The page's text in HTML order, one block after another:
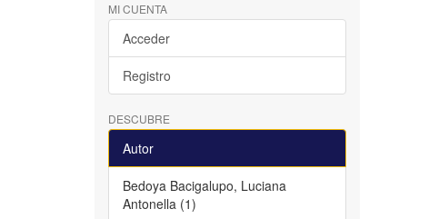
MI CUENTA
Acceder
Registro
DESCUBRE
Autor
Bedoya Bacigalupo, Luciana
Antonella (1)